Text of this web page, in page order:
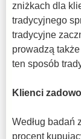
zniżkach dla
tradycyjnego
tradycyjne
prowadzą
ten sposób
Klienci
Według badań
procent